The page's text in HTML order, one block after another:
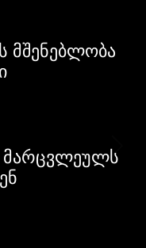
მშენებლობა
მარცვლეულს